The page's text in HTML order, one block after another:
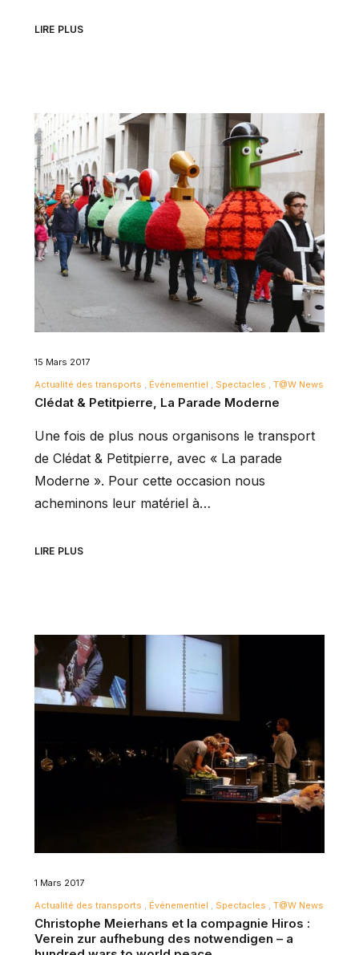
LIRE PLUS
15 Mars 2017
Actualité des transports
Événementiel Spectacles T@W News
Clédat & Petitpierre, La Parade Moderne
Une fois de plus nous organisons le transport
de Clédat & Petitpierre, avec « La parade
Moderne ». Pour cette occasion nous
acheminons leur matériel à…
LIRE PLUS
1 Mars 2017
Actualité des transports
Événementiel Spectacles T@W News
Christophe Meierhans et la compagnie Hiros :
Verein zur aufhebung des notwendigen – a